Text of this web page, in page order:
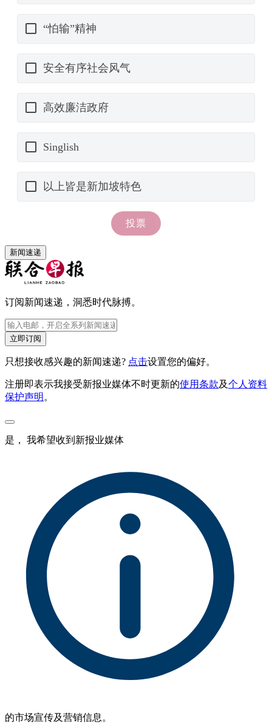
新闻速递
订阅新闻速递，洞悉时代脉搏。
立即订阅
只想接收感兴趣的新闻速递? 点击设置您的偏好。
注册即表示我接受新报业媒体不时更新的使用条款及个人资料
保护声明 。
是， 我希望收到新报业媒体
的市场宣传及营销信息。